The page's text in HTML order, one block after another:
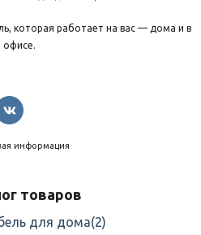
которая работает на вас — дома и в
офисе.
информация
товаров
для дома(2)